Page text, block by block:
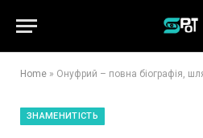
Home » Онуфрий – повна біографія,
ЗНАМЕНИТІСТЬ